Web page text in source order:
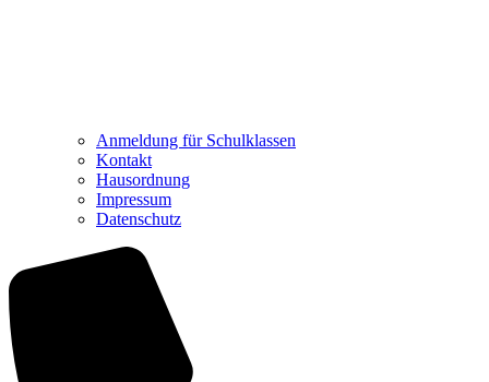
Anmeldung für Schulklassen
Kontakt
Hausordnung
Impressum
Datenschutz